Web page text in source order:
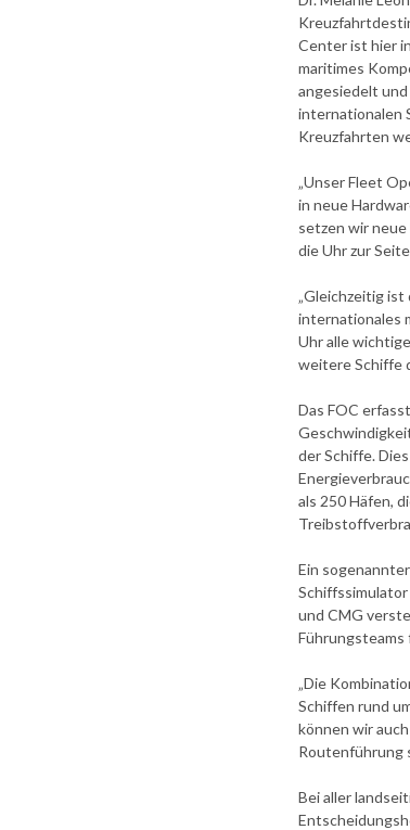
Center ist hier
maritimes
angesiedelt
internationalen
Kreuzfahrten
„Unser Fleet
in neue
setzen wir
die Uhr zur
„Gleichzeitig
internationales
Uhr alle
weitere Schiffe
Das FOC
der Schiffe.
als 250 Häfen,
Ein
und CMG
Führungsteams
„Die
Schiffen rund
können wir
Routenführung
Bei aller